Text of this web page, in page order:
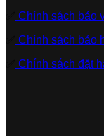
Chính sách bảo
Chính sách bảo
Chính sách đặt